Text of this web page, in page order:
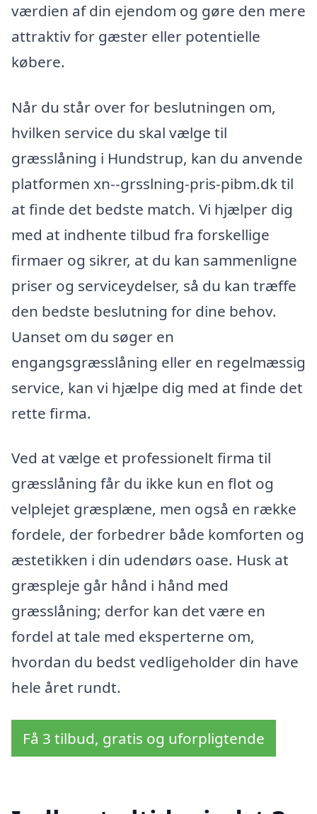
værdien af din ejendom og gøre den mere
attraktiv for gæster eller potentielle
købere.
Når du står over for beslutningen om,
hvilken service du skal vælge til
græsslåning i Hundstrup, kan du anvende
platformen xn--grsslning-pris-pibm.dk til
at finde det bedste match. Vi hjælper dig
med at indhente tilbud fra forskellige
firmaer og sikrer, at du kan sammenligne
priser og serviceydelser, så du kan træffe
den bedste beslutning for dine behov.
Uanset om du søger en
engangsgræsslåning eller en regelmæssig
service, kan vi hjælpe dig med at finde det
rette firma.
Ved at vælge et professionelt firma til
græsslåning får du ikke kun en flot og
velplejet græsplæne, men også en række
fordele, der forbedrer både komforten og
æstetikken i din udendørs oase. Husk at
græspleje går hånd i hånd med
græsslåning; derfor kan det være en
fordel at tale med eksperterne om,
hvordan du bedst vedligeholder din have
hele året rundt.
Få 3 tilbud, gratis og uforpligtende